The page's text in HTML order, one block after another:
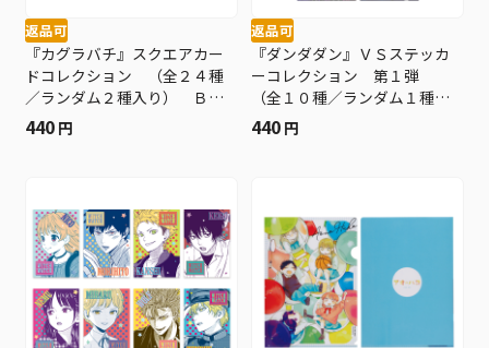
返品可
『カグラバチ』スクエアカー
ドコレクション （全２４種
／ランダム２種入り） ＢＥ
４−ＡＮＴ
440 円
返品可
『ダンダダン』ＶＳステッカ
ーコレクション 第１弾
（全１０種／ランダム１種入
り） ＢＥ４−ＪＳ
440 円